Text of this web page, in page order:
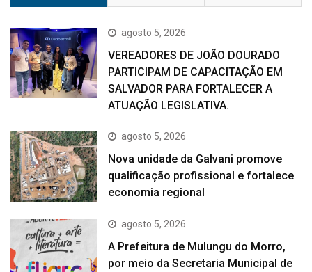
agosto 5, 2026
VEREADORES DE JOÃO DOURADO
PARTICIPAM DE CAPACITAÇÃO EM
SALVADOR PARA FORTALECER A
ATUAÇÃO LEGISLATIVA.
agosto 5, 2026
Nova unidade da Galvani promove
qualificação profissional e fortalece
economia regional
agosto 5, 2026
A Prefeitura de Mulungu do Morro,
por meio da Secretaria Municipal de